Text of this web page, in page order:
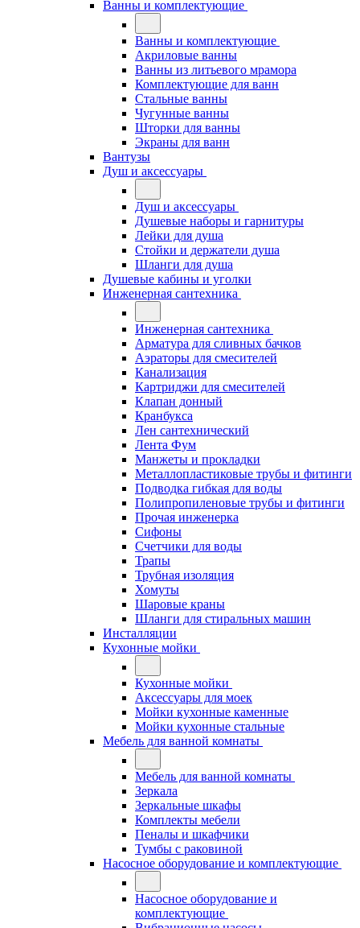
Ванны и комплектующие
Ванны и комплектующие
Акриловые ванны
Ванны из литьевого мрамора
Комплектующие для ванн
Стальные ванны
Чугунные ванны
Шторки для ванны
Экраны для ванн
Вантузы
Душ и аксессуары
Душ и аксессуары
Душевые наборы и гарнитуры
Лейки для душа
Стойки и держатели душа
Шланги для душа
Душевые кабины и уголки
Инженерная сантехника
Инженерная сантехника
Арматура для сливных бачков
Аэраторы для смесителей
Канализация
Картриджи для смесителей
Клапан донный
Кранбукса
Лен сантехнический
Лента Фум
Манжеты и прокладки
Металлопластиковые трубы и фитинги
Подводка гибкая для воды
Полипропиленовые трубы и фитинги
Прочая инженерка
Сифоны
Счетчики для воды
Трапы
Трубная изоляция
Хомуты
Шаровые краны
Шланги для стиральных машин
Инсталляции
Кухонные мойки
Кухонные мойки
Аксессуары для моек
Мойки кухонные каменные
Мойки кухонные стальные
Мебель для ванной комнаты
Мебель для ванной комнаты
Зеркала
Зеркальные шкафы
Комплекты мебели
Пеналы и шкафчики
Тумбы с раковиной
Насосное оборудование и комплектующие
Насосное оборудование и
комплектующие